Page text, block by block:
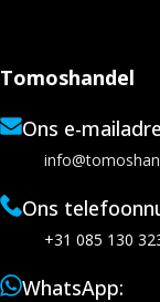
Tomoshandel
Ons e-
Ons
+31 085 130
WhatsApp: